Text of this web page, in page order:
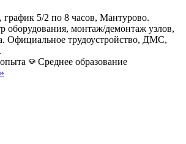
график 5/2 по 8 часов, Мантурово.
оборудования, монтаж/демонтаж узлов,
Официальное трудоустройство, ДМС,
Среднее образование